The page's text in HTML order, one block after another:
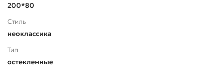
200*80
Стиль
неоклассика
Тип
остекленные